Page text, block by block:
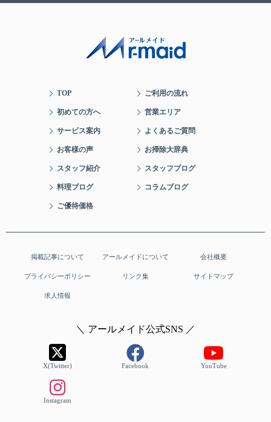
TOP ご利用の流れ
初めての方へ 営業エリア
サービス案内 よくあるご質問
お客様の声 お掃除大辞典
スタッフ紹介 スタッフブログ
料理ブログ コラムブログ
ご優待価格
掲載記事について アールメイドについて 会社概要
プライバシーポリシー リンク集 サイトマップ
求人情報
＼ アールメイド公式SNS ／
X(Twitter) Facebook YouTube
Instagram